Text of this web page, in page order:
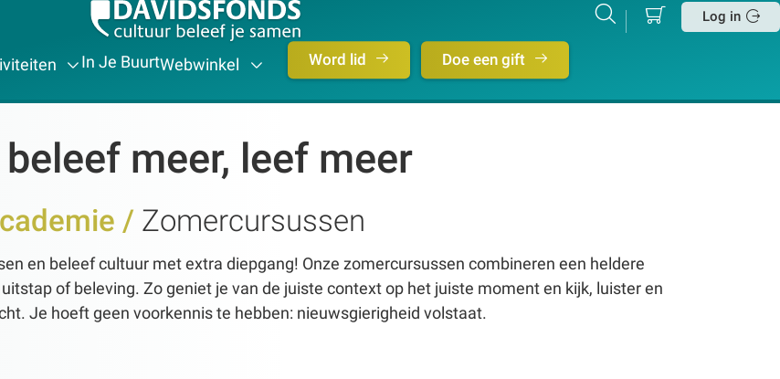
Zoeken
Mijn
winkelmand
BetalenLog in
In Je BuurtWebwinkel Word lid Doe een gift
beleef meer, leef meer
/ Zomercursussen
en beleef cultuur met extra diepgang! Onze zomercursussen combineren een heldere
of beleving. Zo geniet je van de juiste context op het juiste moment en kijk, luister en
Je hoeft geen voorkennis te hebben: nieuwsgierigheid volstaat.